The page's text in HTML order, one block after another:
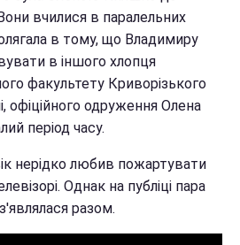
вчилися в паралельних
в тому, що Владимиру
в іншого хлопця
факультету Криворізького
офіційного одруження Олена
період часу.
нерідко любив пожартувати
Однак на публіці пара
разом.